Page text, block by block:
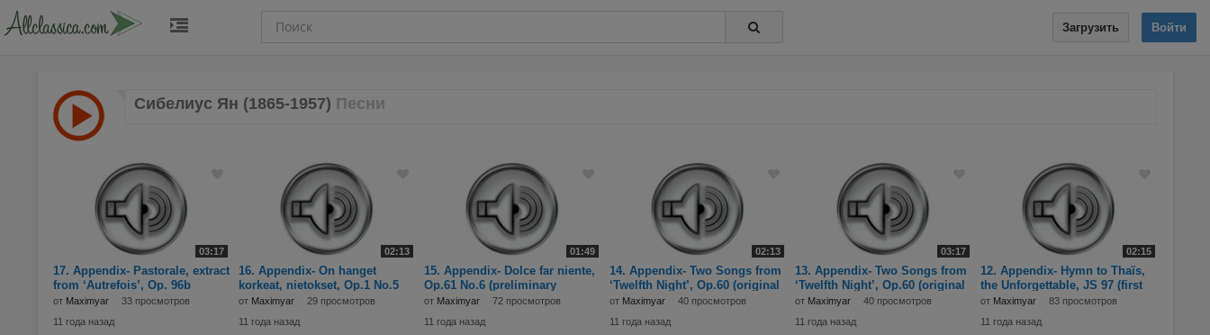
Загрузить Войти
Сибелиус Ян (1865-1957) Песни
03:17
17. Appendix- Pastorale, extract
from ‘Autrefois’, Op. 96b
(arrangemen
от Maximyar
33 просмотров
11 года назад
02:13
16. Appendix- On hanget
korkeat, nietokset, Op.1 No.5
(arrangement for
от Maximyar
29 просмотров
11 года назад
01:49
15. Appendix- Dolce far niente,
Op.61 No.6 (preliminary
version) (1910
от Maximyar
72 просмотров
11 года назад
02:13
14. Appendix- Two Songs from
‘Twelfth Night’, Op.60 (original
versions
от Maximyar
40 просмотров
11 года назад
03:17
13. Appendix- Two Songs from
‘Twelfth Night’, Op.60 (original
versions
от Maximyar
40 просмотров
11 года назад
02:15
12. Appendix- Hymn to Thaïs,
the Unforgettable, JS 97 (first
version)
от Maximyar
83 просмотров
11 года назад